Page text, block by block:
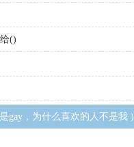
()
gay，为什么喜欢的人不是我 )